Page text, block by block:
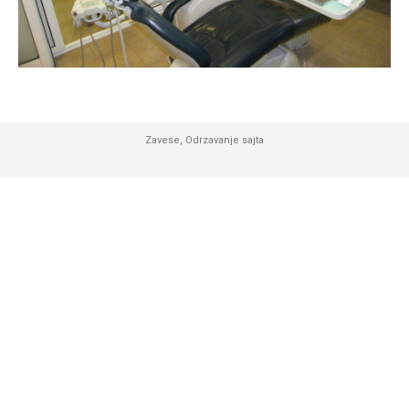
Zavese, Odrzavanje sajta